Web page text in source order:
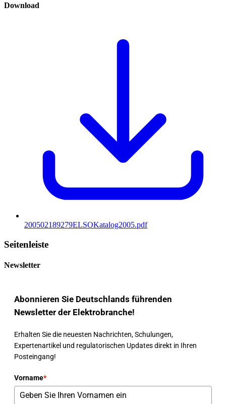
Download
200502189279ELSOKatalog2005.pdf
Seitenleiste
Newsletter
Abonnieren Sie Deutschlands führenden
Newsletter der Elektrobranche!
Erhalten Sie die neuesten Nachrichten, Schulungen,
Expertenartikel und regulatorischen Updates direkt in Ihren
Posteingang!
Vorname*